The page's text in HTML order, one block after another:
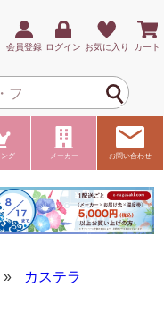
会員登録 ログイン お気に入り カート
ング メーカー お問い合わせ
»
カステラ